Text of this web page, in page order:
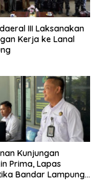
III Laksanakan
Kerja ke Lanal
Kunjungan
Prima, Lapas
Bandar Lampung